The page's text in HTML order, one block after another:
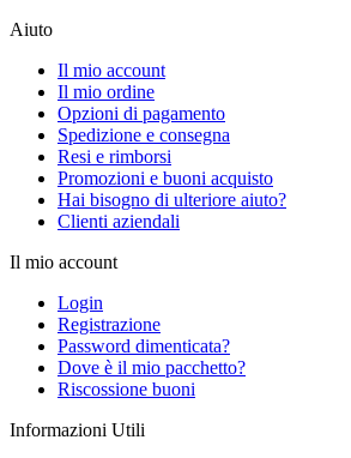
Aiuto
Il mio account
Il mio ordine
Opzioni di pagamento
Spedizione e consegna
Resi e rimborsi
Promozioni e buoni acquisto
Hai bisogno di ulteriore aiuto?
Clienti aziendali
Il mio account
Login
Registrazione
Password dimenticata?
Dove è il mio pacchetto?
Riscossione buoni
Informazioni Utili